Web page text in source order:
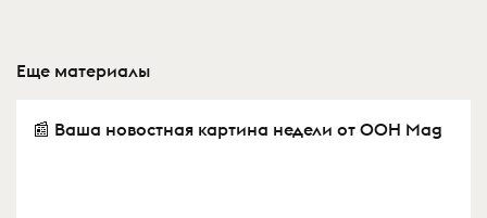
Еще материалы
📰 Ваша новостная картина недели от OOH Mag